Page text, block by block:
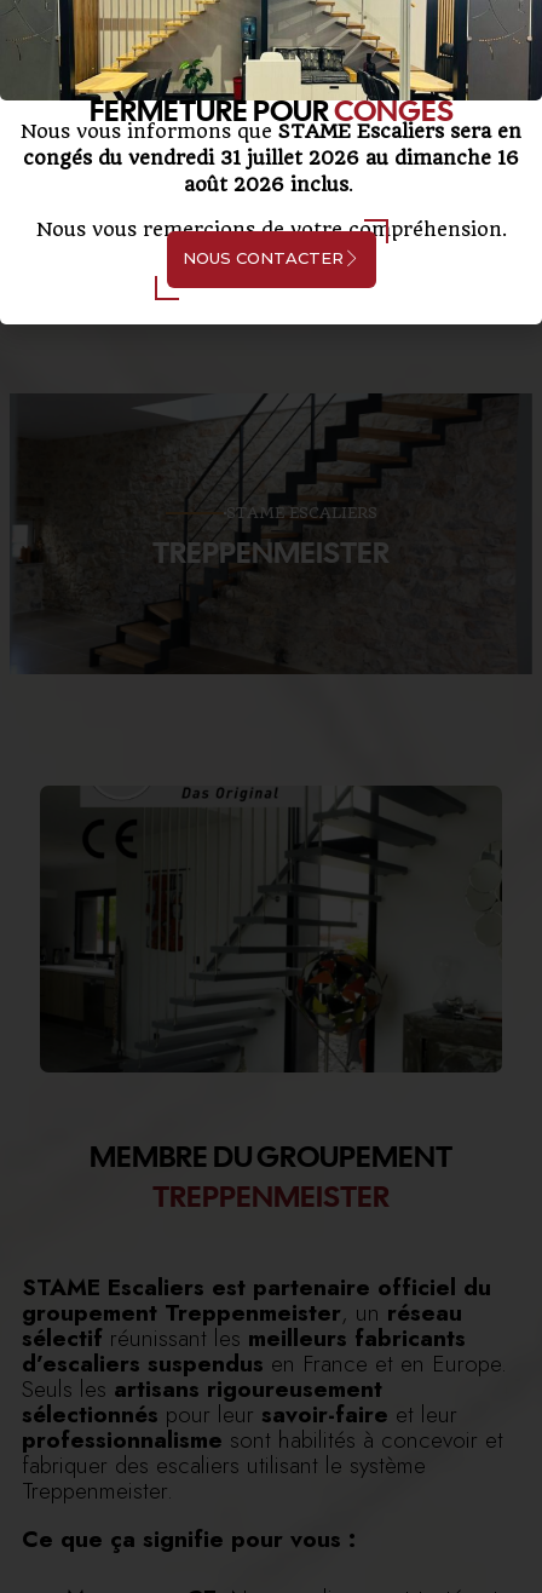
STAME ESCALIERS
TREPPENMEISTER
MEMBRE DU GROUPEMENT
TREPPENMEISTER
STAME Escaliers est partenaire officiel du
groupement Treppenmeister, un réseau
sélectif réunissant les meilleurs fabricants
d’escaliers suspendus en France et en Europe.
Seuls les artisans rigoureusement
sélectionnés pour leur savoir-faire et leur
professionnalisme sont habilités à concevoir et
fabriquer des escaliers utilisant le système
Treppenmeister.
Ce que ça signifie pour vous :
FERMETURE POURCONGÉS
Nous vous informons que STAME Escaliers sera en
congés du vendredi 31 juillet 2026 au dimanche 16
août 2026 inclus.
Nous vous remercions de votre compréhension.
NOUS CONTACTER